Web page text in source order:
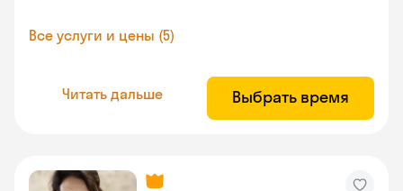
Все услуги и цены (5)
Читать дальше Выбрать время